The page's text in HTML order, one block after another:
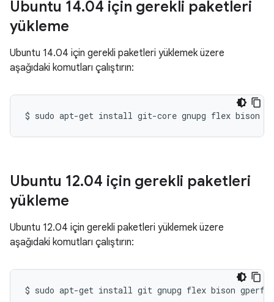
Ubuntu 14.04 için gerekli paketleri
yükleme
Ubuntu 14.04 için gerekli paketleri yüklemek üzere
aşağıdaki komutları çalıştırın:
$ sudo apt-get install git-core gnupg flex bison
Ubuntu 12.04 için gerekli paketleri
yükleme
Ubuntu 12.04 için gerekli paketleri yüklemek üzere
aşağıdaki komutları çalıştırın:
$ sudo apt-get install git gnupg flex bison gperf